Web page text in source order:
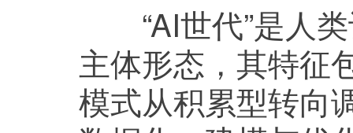
“AI世代”是人类
主体形态，其特征
模式从积累型转向